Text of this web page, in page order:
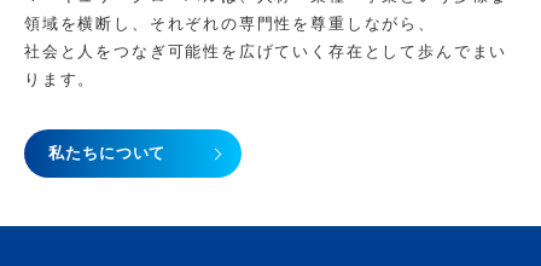
領域を横断し、それぞれの専門性を尊重しながら、
社会と人をつなぎ可能性を広げていく存在として歩んでまい
ります。
私たちについて